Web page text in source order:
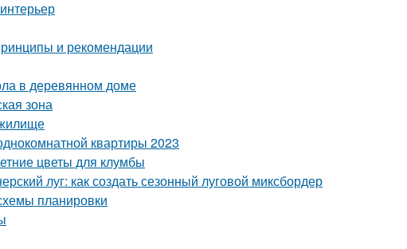
и рекомендации
в деревянном доме
зона
квартиры 2023
цветы для клумбы
луг: как создать сезонный луговой миксбордер
планировки